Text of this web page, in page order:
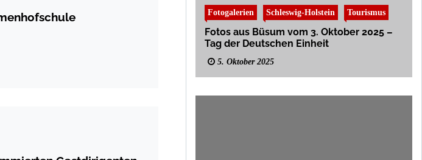
Fotogalerien Schleswig-Holstein Tourismus
Fotos aus Büsum vom 3. Oktober 2025 –
Tag der Deutschen Einheit
5. Oktober 2025